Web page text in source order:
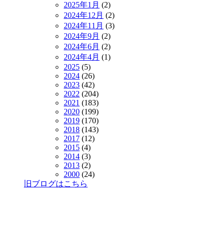
2025年1月 (2)
2024年12月 (2)
2024年11月 (3)
2024年9月 (2)
2024年6月 (2)
2024年4月 (1)
2025 (5)
2024 (26)
2023 (42)
2022 (204)
2021 (183)
2020 (199)
2019 (170)
2018 (143)
2017 (12)
2015 (4)
2014 (3)
2013 (2)
2000 (24)
旧ブログはこちら